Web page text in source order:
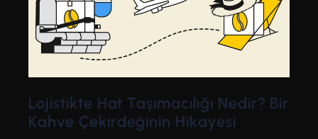
Lojistikte Hat Taşımacılığı Nedir? Bir
Kahve Çekirdeğinin Hikayesi